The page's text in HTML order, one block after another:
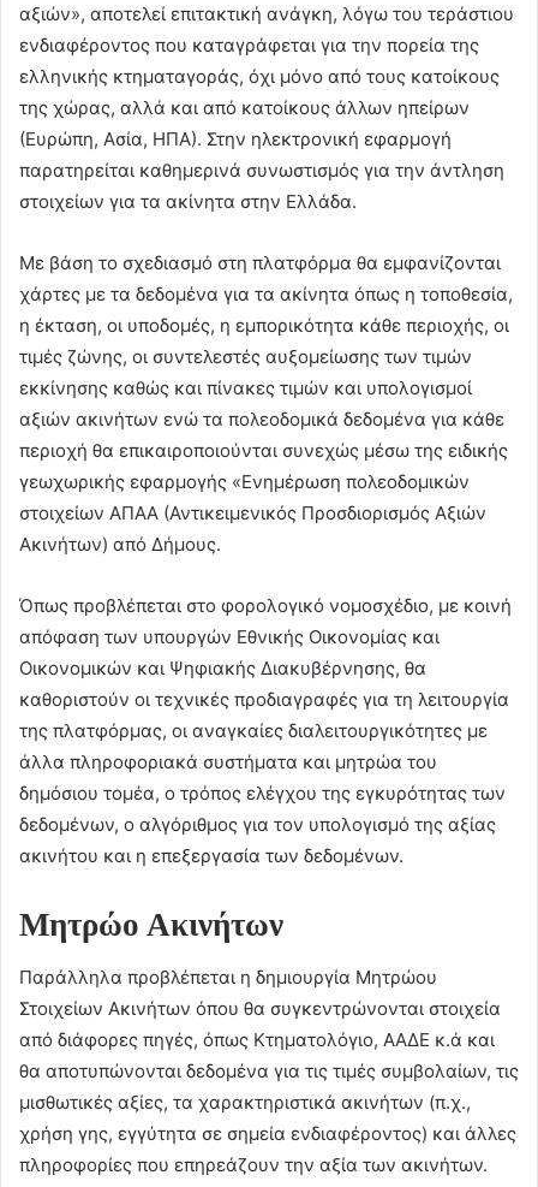
αξιών», αποτελεί επιτακτική ανάγκη, λόγω του τεράστιου
ενδιαφέροντος που καταγράφεται για την πορεία της
ελληνικής κτηματαγοράς, όχι μόνο από τους κατοίκους
της χώρας, αλλά και από κατοίκους άλλων ηπείρων
(Ευρώπη, Ασία, ΗΠΑ). Στην ηλεκτρονική εφαρμογή
παρατηρείται καθημερινά συνωστισμός για την άντληση
στοιχείων για τα ακίνητα στην Ελλάδα.
Με βάση το σχεδιασμό στη πλατφόρμα θα εμφανίζονται
χάρτες με τα δεδομένα για τα ακίνητα όπως η τοποθεσία,
η έκταση, οι υποδομές, η εμπορικότητα κάθε περιοχής, οι
τιμές ζώνης, οι συντελεστές αυξομείωσης των τιμών
εκκίνησης καθώς και πίνακες τιμών και υπολογισμοί
αξιών ακινήτων ενώ τα πολεοδομικά δεδομένα για κάθε
περιοχή θα επικαιροποιούνται συνεχώς μέσω της ειδικής
γεωχωρικής εφαρμογής «Ενημέρωση πολεοδομικών
στοιχείων ΑΠΑΑ (Αντικειμενικός Προσδιορισμός Αξιών
Ακινήτων) από Δήμους.
Όπως προβλέπεται στο φορολογικό νομοσχέδιο, με κοινή
απόφαση των υπουργών Εθνικής Οικονομίας και
Οικονομικών και Ψηφιακής Διακυβέρνησης, θα
καθοριστούν οι τεχνικές προδιαγραφές για τη λειτουργία
της πλατφόρμας, οι αναγκαίες διαλειτουργικότητες με
άλλα πληροφοριακά συστήματα και μητρώα του
δημόσιου τομέα, ο τρόπος ελέγχου της εγκυρότητας των
δεδομένων, ο αλγόριθμος για τον υπολογισμό της αξίας
ακινήτου και η επεξεργασία των δεδομένων.
Μητρώο Ακινήτων
Παράλληλα προβλέπεται η δημιουργία Μητρώου
Στοιχείων Ακινήτων όπου θα συγκεντρώνονται στοιχεία
από διάφορες πηγές, όπως Κτηματολόγιο, ΑΑΔΕ κ.ά και
θα αποτυπώνονται δεδομένα για τις τιμές συμβολαίων, τις
μισθωτικές αξίες, τα χαρακτηριστικά ακινήτων (π.χ.,
χρήση γης, εγγύτητα σε σημεία ενδιαφέροντος) και άλλες
πληροφορίες που επηρεάζουν την αξία των ακινήτων.